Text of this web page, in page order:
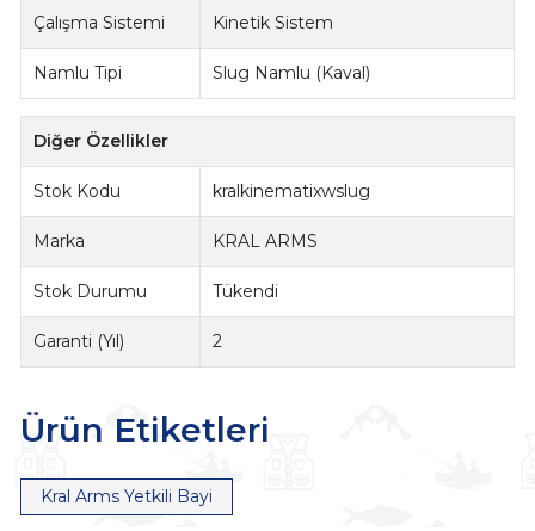
Çalışma Sistemi Kinetik Sistem
Namlu Tipi Slug Namlu (Kaval)
Diğer Özellikler
Stok Kodu kralkinematixwslug
Marka KRAL ARMS
Stok Durumu Tükendi
Garanti (Yıl) 2
Ürün Etiketleri
Kral Arms Yetkili Bayi